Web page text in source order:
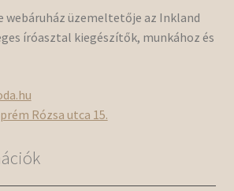
webáruház üzemeltetője az Inkland
íróasztal kiegészítők, munkához és
Rózsa utca 15.